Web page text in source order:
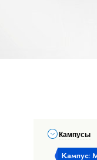
Кампусы
Кампус: